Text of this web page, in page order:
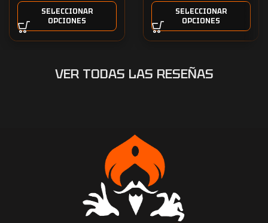
SELECCIONAR
OPCIONES
SELECCIONAR
OPCIONES
VER TODAS LAS RESEÑAS